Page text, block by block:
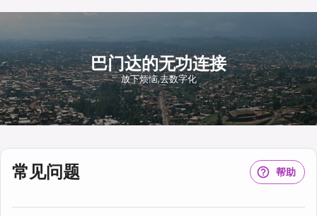
巴门达的无功连接
放下烦恼,去数字化
常见问题 帮助